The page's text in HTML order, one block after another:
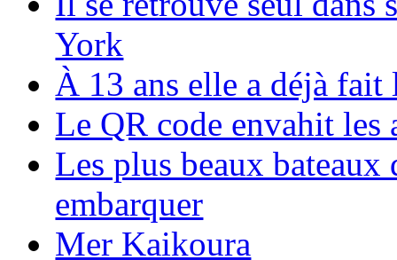
York
À 13 ans elle a déjà
Le QR code envahit les
Les plus beaux bateaux
embarquer
Mer Kaikoura